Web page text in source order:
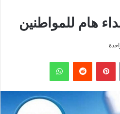
هام للمواطنين
بينتيريست واتساب